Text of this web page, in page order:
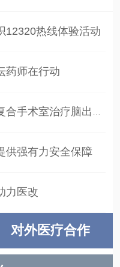
12320热线体验活动
师在行动
供强有力安全保障
力医改
对外医疗合作